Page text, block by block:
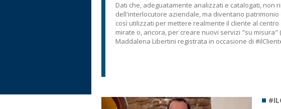
Dati che, adeguatamente analizzati e catalogati, non
dell'interlocutore aziendale, ma diventano
così utilizzati per mettere realmente il cliente al
mirate o, ancora, per creare nuovi servizi "su
Maddalena Libertini registrata in occasione di